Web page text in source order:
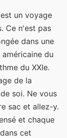
un voyage
Ce n'est pas
dans une
du
du XXIe.
de la
soi. Ne vous
sac et allez-y.
et chaque
cet